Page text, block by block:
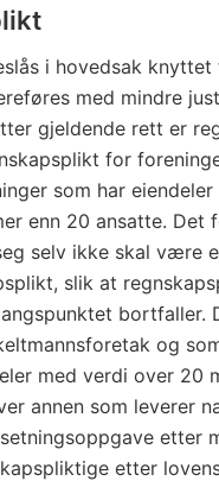
i hovedsak
med mindre
gjeldende rett er
for
som har
enn 20 ansatte. Det
selv ikke skal være
slik at
bortfaller.
og
med verdi over 20
annen som leverer
etter
etter